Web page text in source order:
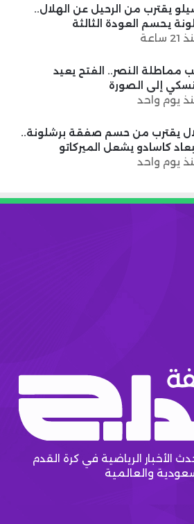
يقترب من الرحيل عن الهلال..
يحسم العودة الثالثة
ساعة
مماطلة النصر.. الفتح يعيد
إلى الصورة
يوم واحد
يقترب من حسم صفقة برشلونة..
كاسادو يشعل الميركاتو
يوم واحد
الأخبار الرياضية في كرة القدم
والعالمية